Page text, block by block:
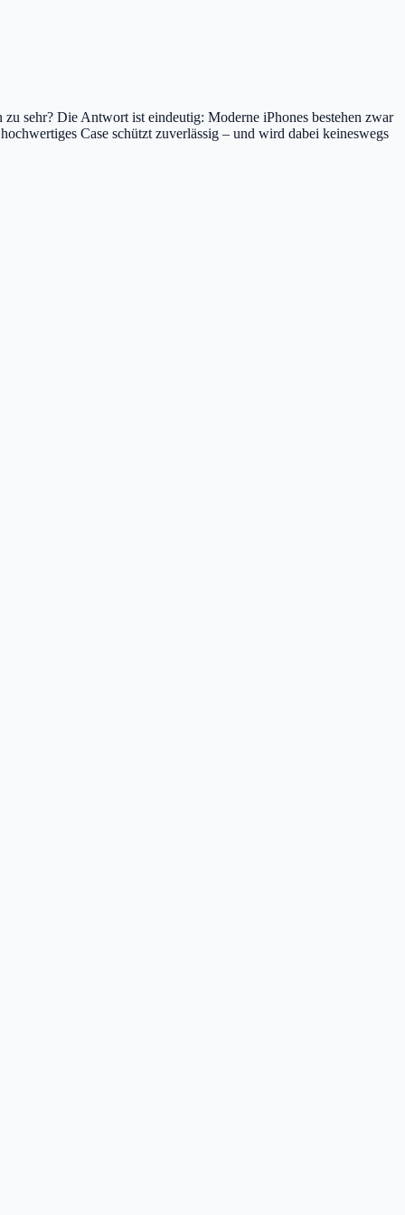
sehr? Die Antwort ist eindeutig: Moderne iPhones bestehen zwar
Case schützt zuverlässig – und wird dabei keineswegs